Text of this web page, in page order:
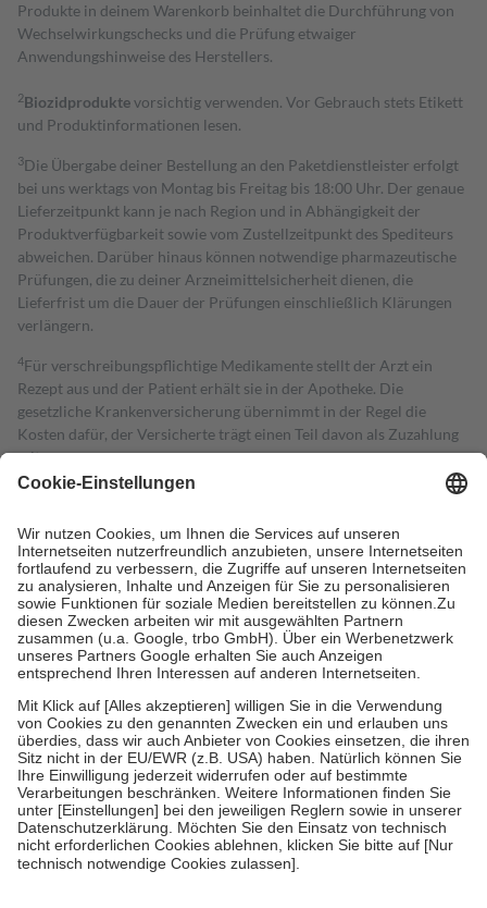
Produkte in deinem Warenkorb beinhaltet die Durchführung von
Wechselwirkungschecks und die Prüfung etwaiger
Anwendungshinweise des Herstellers.
2Biozidproduktevorsichtig verwenden. Vor Gebrauch stets Etikett
und Produktinformationen lesen.
3Die Übergabe deiner Bestellung an den Paketdienstleister erfolgt
bei uns werktags von Montag bis Freitag bis 18:00 Uhr. Der genaue
Lieferzeitpunkt kann je nach Region und in Abhängigkeit der
Produktverfügbarkeit sowie vom Zustellzeitpunkt des Spediteurs
abweichen. Darüber hinaus können notwendige pharmazeutische
Prüfungen, die zu deiner Arzneimittelsicherheit dienen, die
Lieferfrist um die Dauer der Prüfungen einschließlich Klärungen
verlängern.
4Für verschreibungspflichtige Medikamente stellt der Arzt ein
Rezept aus und der Patient erhält sie in der Apotheke. Die
gesetzliche Krankenversicherung übernimmt in der Regel die
Kosten dafür, der Versicherte trägt einen Teil davon als Zuzahlung
mit.
Grundsätzlich leisten Mitglieder Zuzahlungen in Höhe von zehn
höchstens zehn Euro.
Es sind jedoch nie mehr als die tatsächlichen
Kosten der Leistung zu entrichten.
Diese Regeln gelten grundsätzlich auch für Online-Apotheken.
Bei Heilmitteln und häuslicher Krankenpflege beträgt die
Zuzahlung zehn Prozent der Kosten sowie zehn Euro je
Verordnung.
Um das Engagement der Versicherten für ihre eigene Gesundheit zu
stärken und die besondere Stellung der Familie zu unterstützen,
fallenkeine Zuzahlungenan bei:
• Kindern und Jugendlichen bis zum vollendeten 18. Lebensjahr
mit Ausnahme der Fahrkosten
• Untersuchungen zur Vorsorge und Früherkennung, die von der
GKV getragen werden
• empfohlenen Schutzimpfungen
• Harn- und Blutteststreifen